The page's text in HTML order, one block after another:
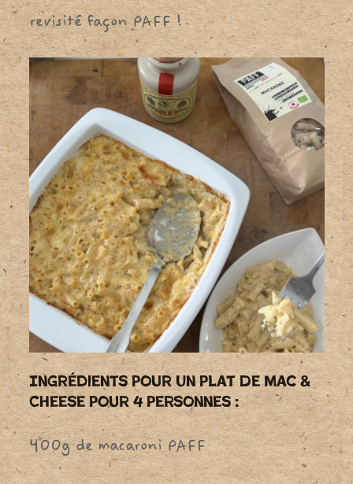
revisité façon PAFF !
Ingrédients Pour Un Plat De Mac &
Cheese Pour 4 Personnes :
400g de macaroni PAFF